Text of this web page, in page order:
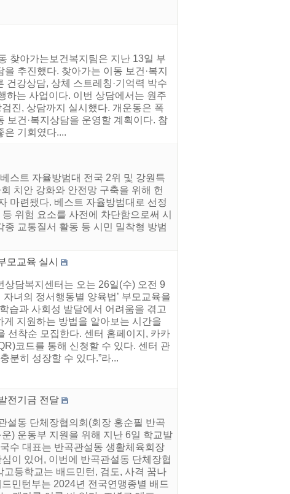
찾아가는보건복지팀은 지난 13일 부
추진했다. 찾아가는 이동 보건·복지
강상담, 상체 스트레칭·기억력 박수
하는 사업이다. 이번 상담에서는 원주
진, 상담까지 실시했다. 개운동은 폭
보건·복지상담을 운영할 계획이다. 참
은 기회였다....
스트 자율방범대 전국 2위 및 강원특
치안 강화와 안전망 구축을 위해 헌
마련됐다. 베스트 자율방범대로 선정
위험 요소를 사전에 차단함으로써 시
교통질서 활동 등 시민 밀착형 방범
모교육 실시
담복지센터는 오는 26일(수) 오전 9
녀의 정서행동별 양육법’ 부모교육을
습과 사회성 발달에서 어려움을 겪고
지원하는 방법을 알아보는 시간을
선착순 모집한다. 센터 홈페이지, 카카
코드를 통해 신청할 수 있다. 센터 관
분히 성장할 수 있다.”라...
전기금 전달
설동 단체장협의회(회장 홍순필 반곡
) 운동부 지원을 위해 지난 6일 학교발
수 대표는 반곡관설동 생활체육회장
이 있어, 이번에 반곡관설동 단체장협
등학교는 배드민턴, 검도, 사격 꿈나
민턴부는 2024년 전국연맹종별 배드